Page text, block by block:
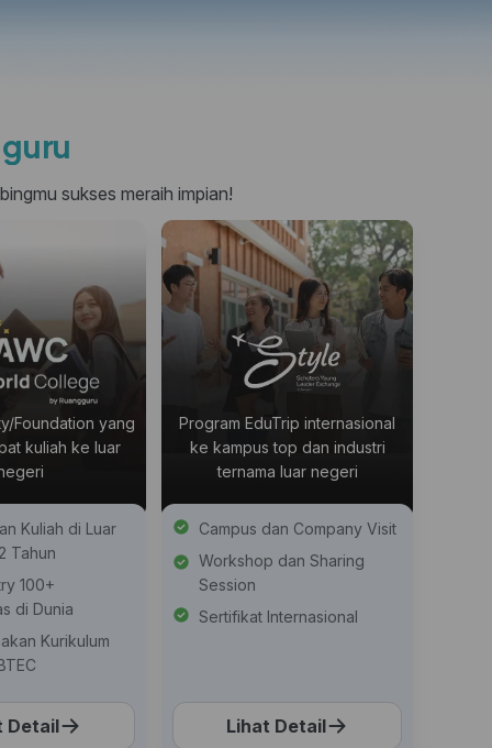
sukses meraih impian!
Foundation yang
kuliah ke luar
Kuliah di Luar
Tahun
100+
di Dunia
Kurikulum
Detail
Program EduTrip internasional
ke kampus top dan industri
ternama luar negeri
Campus dan Company Visit
Workshop dan Sharing
Session
Sertifikat Internasional
Lihat Detail